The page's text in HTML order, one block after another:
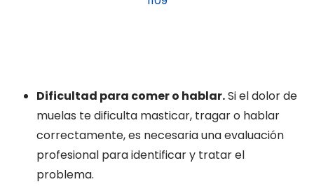
Dificultad para comer o hablar.Si el dolor de
muelas te dificulta masticar, tragar o hablar
correctamente, es necesaria una evaluación
profesional para identificar y tratar el
problema.